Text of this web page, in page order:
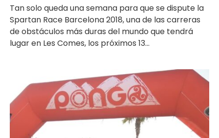
Tan solo queda una semana para que se dispute la
Spartan Race Barcelona 2018, una de las carreras
de obstáculos más duras del mundo que tendrá
lugar en Les Comes, los próximos 13...